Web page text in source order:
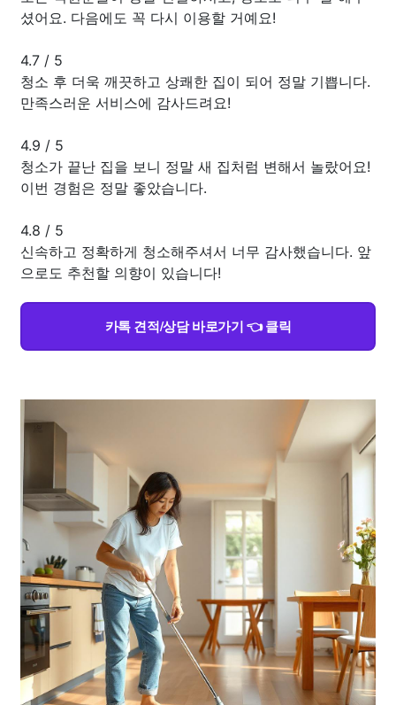
셨어요. 다음에도 꼭 다시 이용할 거예요!
4.7 / 5
청소 후 더욱 깨끗하고 상쾌한 집이 되어 정말 기쁩니다.
만족스러운 서비스에 감사드려요!
4.9 / 5
청소가 끝난 집을 보니 정말 새 집처럼 변해서 놀랐어요!
이번 경험은 정말 좋았습니다.
4.8 / 5
신속하고 정확하게 청소해주셔서 너무 감사했습니다. 앞
으로도 추천할 의향이 있습니다!
카톡 견적/상담 바로가기 👈 클릭